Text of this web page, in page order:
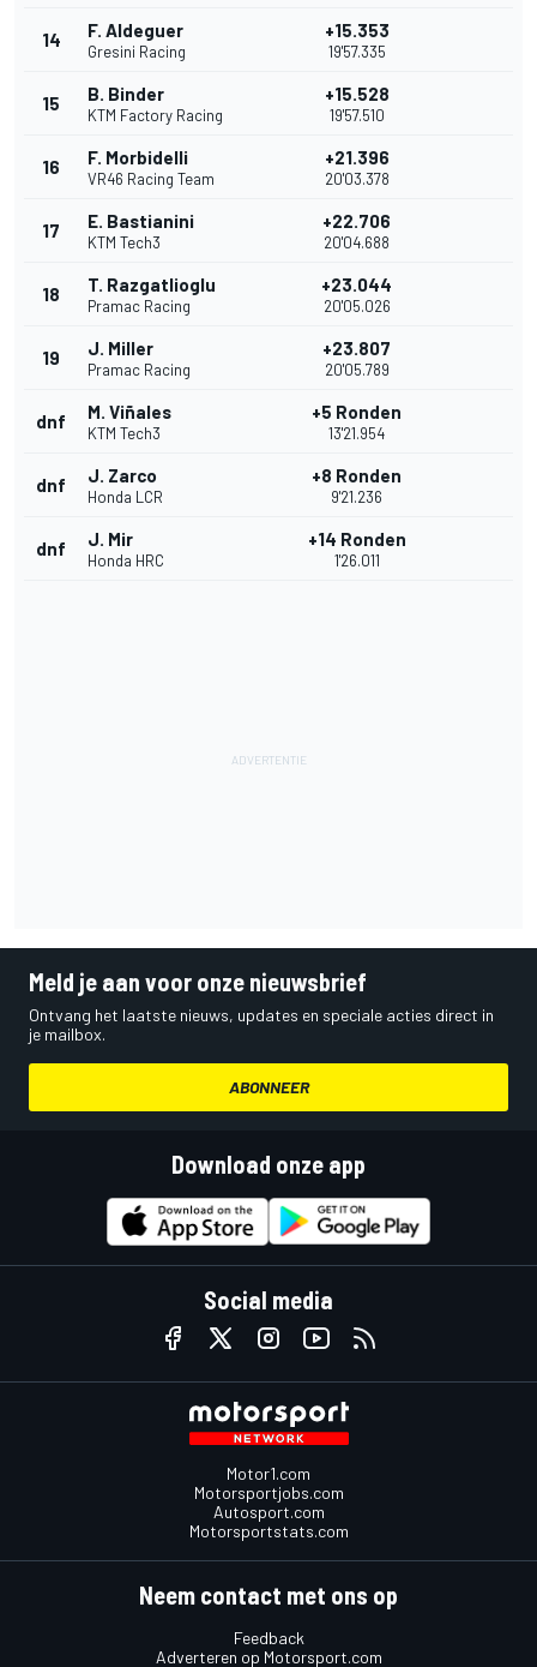
14 F. Aldeguer
Gresini Racing
+15.353
19'57.335
15 B. Binder
KTM Factory Racing
+15.528
19'57.510
16 F. Morbidelli
VR46 Racing Team
+21.396
20'03.378
17 E. Bastianini
KTM Tech3
+22.706
20'04.688
18 T. Razgatlioglu
Pramac Racing
+23.044
20'05.026
19 J. Miller
Pramac Racing
+23.807
20'05.789
dnf M. Viñales
KTM Tech3
+5 Ronden
13'21.954
dnf J. Zarco
Honda LCR
+8 Ronden
9'21.236
dnf J. Mir
Honda HRC
+14 Ronden
1'26.011
Meld je aan voor onze nieuwsbrief
Ontvang het laatste nieuws, updates en speciale acties direct in
je mailbox.
ABONNEER
Download onze app
Social media
Motor1.com
Motorsportjobs.com
Autosport.com
Motorsportstats.com
Neem contact met ons op
Feedback
Adverteren op Motorsport.com